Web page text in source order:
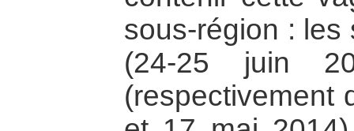
sous-région : les
(24-25 juin
(respectivement